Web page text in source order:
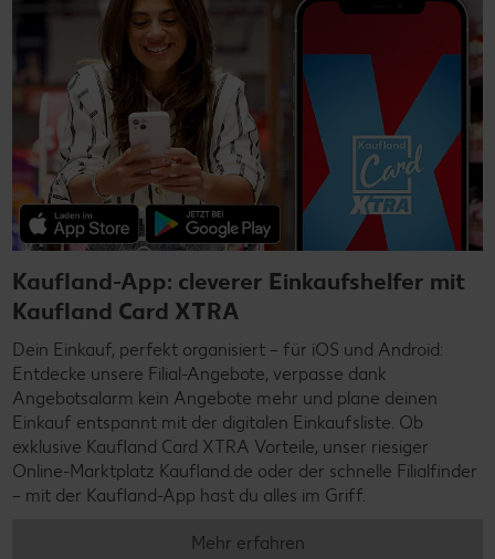
Kaufland-App: cleverer Einkaufshelfer mit
Kaufland Card XTRA
Dein Einkauf, perfekt organisiert – für iOS und Android:
Entdecke unsere Filial-Angebote, verpasse dank
Angebotsalarm kein Angebote mehr und plane deinen
Einkauf entspannt mit der digitalen Einkaufsliste. Ob
exklusive Kaufland Card XTRA Vorteile, unser riesiger
Online-Marktplatz Kaufland.de oder der schnelle Filialfinder
– mit der Kaufland-App hast du alles im Griff.
Mehr erfahren